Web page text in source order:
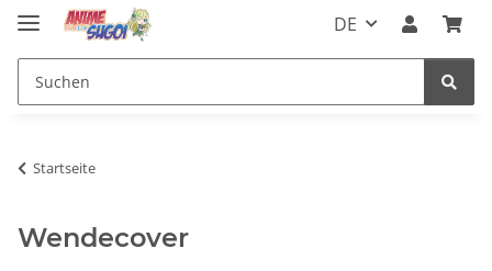
DE
Startseite
Wendecover